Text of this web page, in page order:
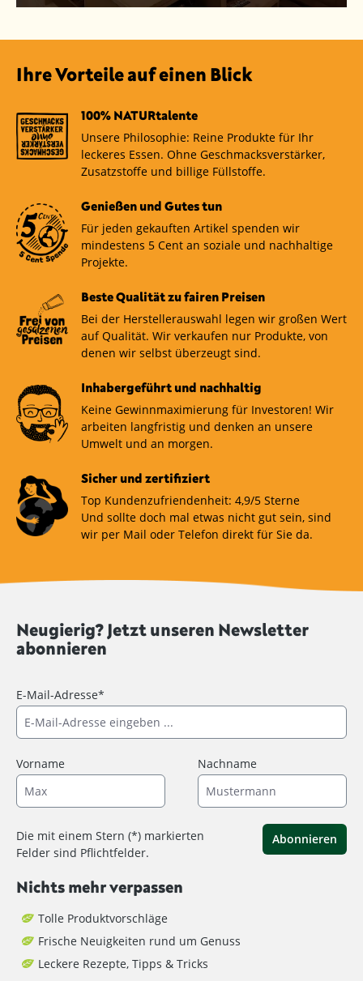
Ihre Vorteile auf einen Blick
100% NATURtalente
Unsere Philosophie: Reine Produkte für Ihr
leckeres Essen. Ohne Geschmacksverstärker,
Zusatzstoffe und billige Füllstoffe.
Genießen und Gutes tun
Für jeden gekauften Artikel spenden wir
mindestens 5 Cent an soziale und nachhaltige
Projekte.
Beste Qualität zu fairen Preisen
Bei der Herstellerauswahl legen wir großen Wert
auf Qualität. Wir verkaufen nur Produkte, von
denen wir selbst überzeugt sind.
Inhabergeführt und nachhaltig
Keine Gewinnmaximierung für Investoren! Wir
arbeiten langfristig und denken an unsere
Umwelt und an morgen.
Sicher und zertifiziert
Top Kundenzufriendenheit: 4,9/5 Sterne
Und sollte doch mal etwas nicht gut sein, sind
wir per Mail oder Telefon direkt für Sie da.
Neugierig? Jetzt unseren Newsletter
abonnieren
E-Mail-Adresse*
Vorname Nachname
Die mit einem Stern (*) markierten
Felder sind Pflichtfelder.
Abonnieren
Nichts mehr verpassen
Tolle Produktvorschläge
Frische Neuigkeiten rund um Genuss
Leckere Rezepte, Tipps & Tricks